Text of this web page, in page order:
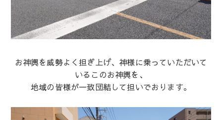
お神輿を威勢よく担ぎ上げ、神様に乗っていただいて
いるこのお神輿を、
地域の皆様が一致団結して担いでおります。